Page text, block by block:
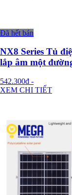
Đã hết bán
NX8 Series Tủ
lắp âm một
542.300đ -
XEM CHI TIẾT